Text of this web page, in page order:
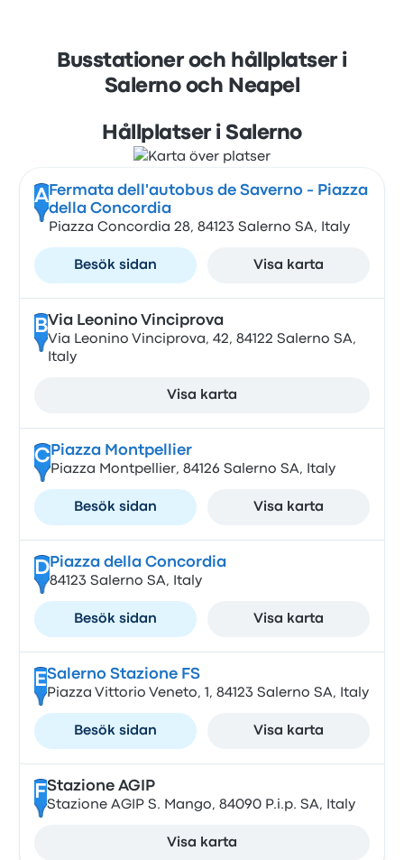
Busstationer och hållplatser i
Salerno och Neapel
Hållplatser i Salerno
A Fermata dell'autobus de Saverno - Piazza
della Concordia
Piazza Concordia 28, 84123 Salerno SA, Italy
Besök sidan Visa karta
BVia Leonino Vinciprova
Via Leonino Vinciprova, 42, 84122 Salerno SA,
Italy
Visa karta
CPiazza Montpellier
Piazza Montpellier, 84126 Salerno SA, Italy
Besök sidan Visa karta
DPiazza della Concordia
84123 Salerno SA, Italy
Besök sidan Visa karta
ESalerno Stazione FS
Piazza Vittorio Veneto, 1, 84123 Salerno SA, Italy
Besök sidan Visa karta
FStazione AGIP
Stazione AGIP S. Mango, 84090 P.i.p. SA, Italy
Visa karta